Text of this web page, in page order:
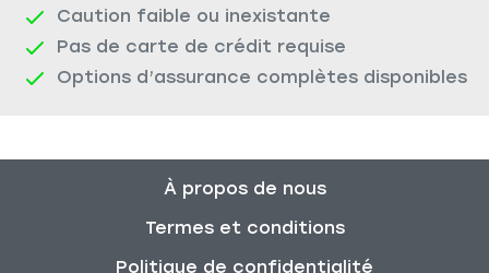
Caution faible ou inexistante
Pas de carte de crédit requise
Options d’assurance complètes disponibles
À propos de nous
Termes et conditions
Politique de confidentialité